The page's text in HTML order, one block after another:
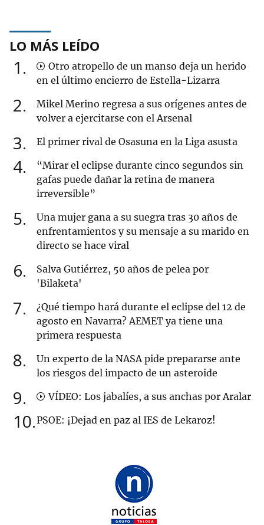
LO MÁS LEÍDO
1
Otro atropello de un manso deja un herido
en el último encierro de Estella-Lizarra
2
Mikel Merino regresa a sus orígenes antes de
volver a ejercitarse con el Arsenal
3 El primer rival de Osasuna en la Liga asusta
4
“Mirar el eclipse durante cinco segundos sin
gafas puede dañar la retina de manera
irreversible”
5
Una mujer gana a su suegra tras 30 años de
enfrentamientos y su mensaje a su marido en
directo se hace viral
6
Salva Gutiérrez, 50 años de pelea por
'Bilaketa'
7
¿Qué tiempo hará durante el eclipse del 12 de
agosto en Navarra? AEMET ya tiene una
primera respuesta
8
Un experto de la NASA pide prepararse ante
los riesgos del impacto de un asteroide
9 VÍDEO: Los jabalíes, a sus anchas por Aralar
10 PSOE: ¡Dejad en paz al IES de Lekaroz!